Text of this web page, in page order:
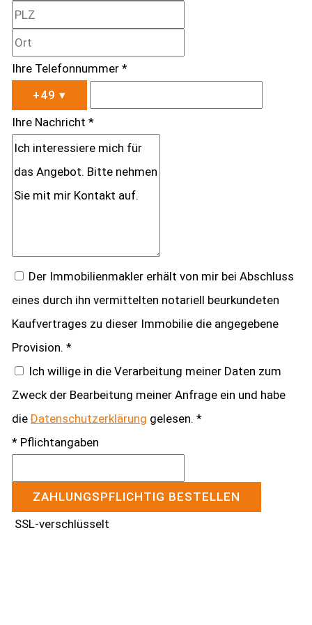
Ihre Telefonnummer *
+49 ▾
Ihre Nachricht *
Der Immobilienmakler erhält von mir bei Abschluss
eines durch ihn vermittelten notariell beurkundeten
Kaufvertrages zu dieser Immobilie die angegebene
Provision. *
Ich willige in die Verarbeitung meiner Daten zum
Zweck der Bearbeitung meiner Anfrage ein und habe
die Datenschutzerklärung gelesen. *
* Pflichtangaben
ZAHLUNGSPFLICHTIG BESTELLEN
SSL-verschlüsselt